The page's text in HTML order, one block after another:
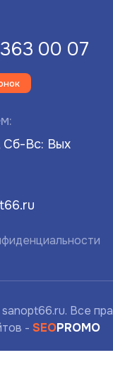
00 07
Сб-Вс: Вых
Все
- SEOPROMO